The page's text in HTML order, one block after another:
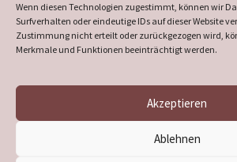
Wenn diesen Technologien zugestimmt, können wir
Surfverhalten oder eindeutige IDs auf dieser Website
Zustimmung nicht erteilt oder zurückgezogen wird,
Merkmale und Funktionen beeinträchtigt werden.
Akzeptieren
Ablehnen
supported by DÖ
Heimatverein Verl– Alle